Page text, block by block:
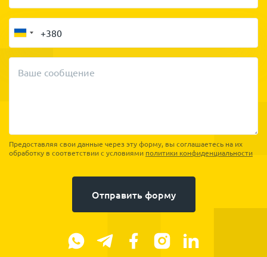
Ваше сообщение
Предоставляя свои данные через эту форму, вы соглашаетесь на их
обработку в соответствии с условиями политики конфиденциальности
Отправить форму